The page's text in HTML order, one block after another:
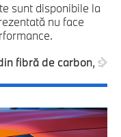
sunt disponibile la
nu face
fibră de carbon,